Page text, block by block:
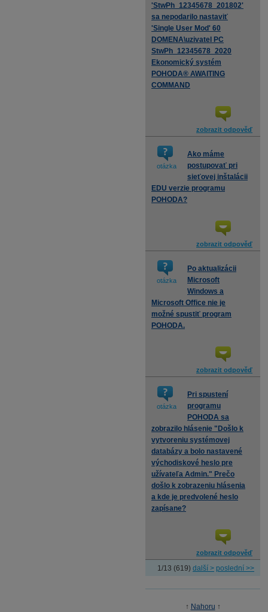
'StwPh_12345678_201802'
sa nepodarilo nastaviť
'Single User Mod' 60
DOMENA\uzivatel PC
StwPh_12345678_2020
Ekonomický systém
POHODA® AWAITING
COMMAND
zobrazit odpověď
otázka
Ako máme
postupovať pri
sieťovej inštalácii
EDU verzie programu
POHODA?
zobrazit odpověď
otázka
Po aktualizácii
Microsoft
Windows a
Microsoft Office nie je
možné spustiť program
POHODA.
zobrazit odpověď
otázka
Pri spustení
programu
POHODA sa
zobrazilo hlásenie "Došlo k
vytvoreniu systémovej
databázy a bolo nastavené
východiskové heslo pre
užívateľa Admin." Prečo
došlo k zobrazeniu hlásenia
a kde je predvolené heslo
zapísane?
zobrazit odpověď
1/13 (619) další > poslední >>
↑ Nahoru ↑